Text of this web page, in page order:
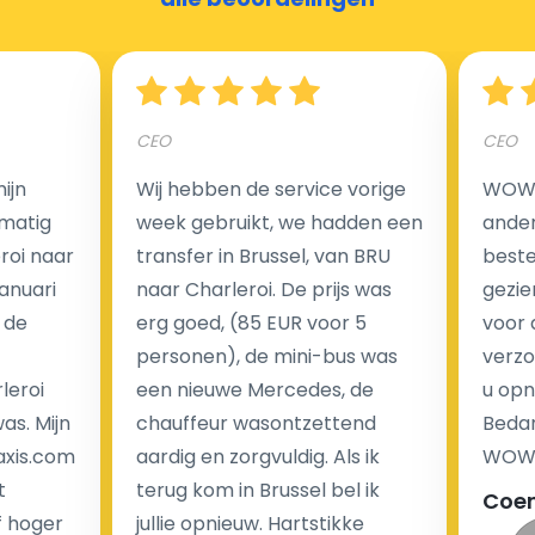
Hoeveel kost een luchthaven taxi transfer?
Een van de meest aantrekkelijke voordelen van
luchthaventaxi's is een vast tarief voor uw rit. In
tegenstelling tot traditionele taxi's met taxameter
brengen wij u geen extra kosten in rekening voor de
nachtrit.
We hebben geen ophaaltarief of extra kosten voor
wachttijd als uw vlucht vertraging heeft.
Kijk op onze website voor meer informatie over uw
transferkosten. Ons boekingsformulier bevat alle
mogelijke extra's die u kunt kiezen en de prijs die u
naar
Mijn
hoger
CEO
Wij hebben de service vorige
week gebruikt, we hadden een
transfer in Brussel, van BRU
naar Charleroi. De prijs was
erg goed, (85 EUR voor 5
personen), de mini-bus was
een nieuwe Mercedes, de
chauffeur wasontzettend
aardig en zorgvuldig. Als ik
terug kom in Brussel bel ik
jullie opnieuw. Hartstikke
CEO
voor
u